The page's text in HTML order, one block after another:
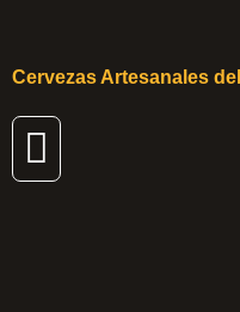
Cervezas Artesanales